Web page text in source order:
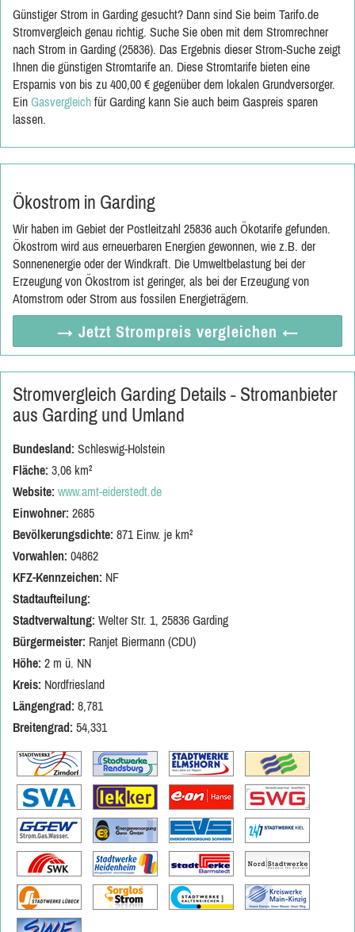
Günstiger Strom in Garding gesucht? Dann sind Sie beim Tarifo.de
Stromvergleich genau richtig. Suche Sie oben mit dem Stromrechner
nach Strom in Garding (25836). Das Ergebnis dieser Strom-Suche zeigt
Ihnen die günstigen Stromtarife an. Diese Stromtarife bieten eine
Ersparnis von bis zu 400,00 € gegenüber dem lokalen Grundversorger.
Ein Gasvergleich für Garding kann Sie auch beim Gaspreis sparen
lassen.
Ökostrom in Garding
Wir haben im Gebiet der Postleitzahl 25836 auch Ökotarife gefunden.
Ökostrom wird aus erneuerbaren Energien gewonnen, wie z.B. der
Sonnenenergie oder der Windkraft. Die Umweltbelastung bei der
Erzeugung von Ökostrom ist geringer, als bei der Erzeugung von
Atomstrom oder Strom aus fossilen Energieträgern.
→ Jetzt Strompreis vergleichen ←
Stromvergleich Garding Details - Stromanbieter
aus Garding und Umland
Bundesland: Schleswig-Holstein
Fläche: 3,06 km²
Website: www.amt-eiderstedt.de
Einwohner: 2685
Bevölkerungsdichte: 871 Einw. je km²
Vorwahlen: 04862
KFZ-Kennzeichen: NF
Stadtaufteilung:
Stadtverwaltung: Welter Str. 1, 25836 Garding
Bürgermeister: Ranjet Biermann (CDU)
Höhe: 2 m ü. NN
Kreis: Nordfriesland
Längengrad: 8,781
Breitengrad: 54,331